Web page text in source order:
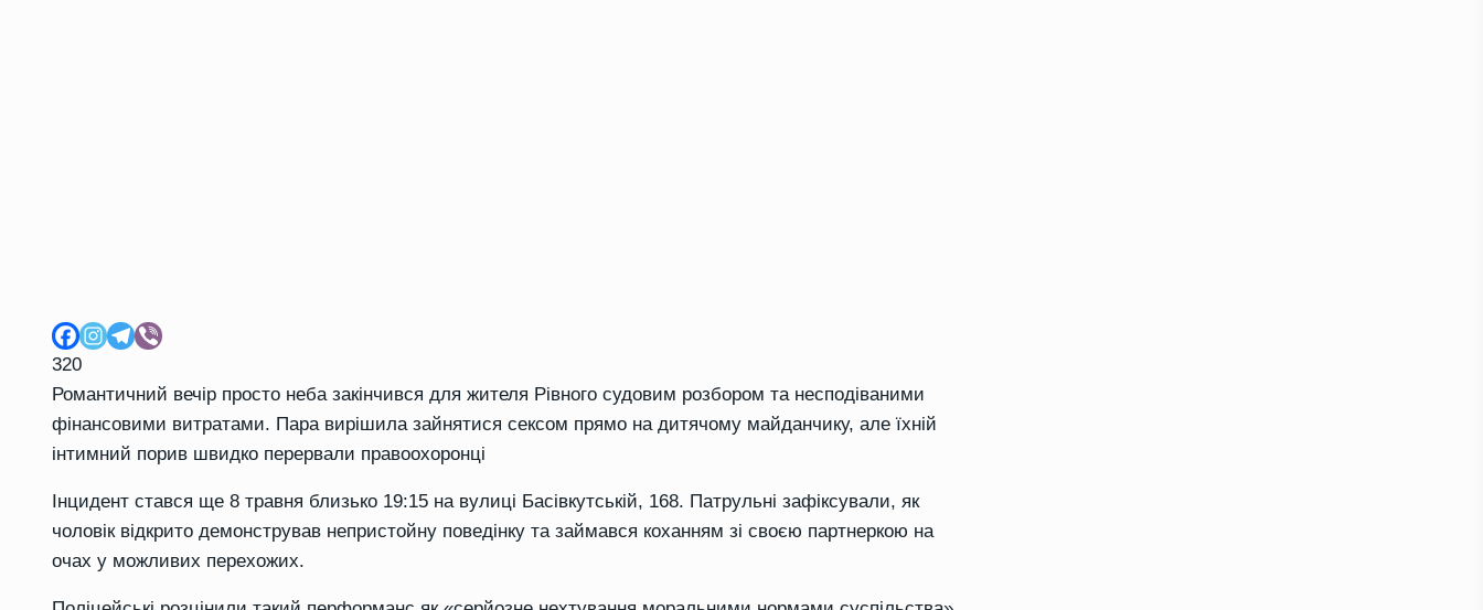
320
Романтичний вечір просто неба закінчився для жителя Рівного судовим розбором та несподіваними
фінансовими витратами. Пара вирішила зайнятися сексом прямо на дитячому майданчику, але їхній
інтимний порив швидко перервали правоохоронці
Інцидент стався ще 8 травня близько 19:15 на вулиці Басівкутській, 168. Патрульні зафіксували, як
чоловік відкрито демонстрував непристойну поведінку та займався коханням зі своєю партнеркою на
очах у можливих перехожих.